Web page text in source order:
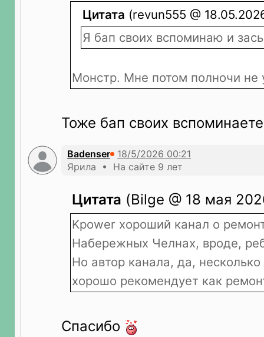
Цитата (revun555 @
Я бап своих вспоминаю и
Монстр. Мне потом полночи не
Тоже бап своих
Badenser
Ярила • На сайте 9 лет
Цитата (Bilge @ 18 мая
Kpower хороший канал о
Набережных Челнах, вроде,
Но автор канала, да,
хорошо рекомендует как
Спасибо